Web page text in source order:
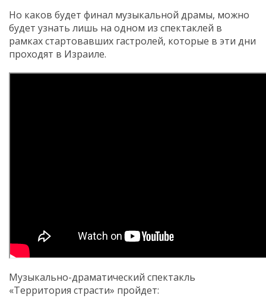
Но каков будет финал музыкальной драмы, можно
будет узнать лишь на одном из спектаклей в
рамках стартовавших гастролей, которые в эти дни
проходят в Израиле.
Музыкально-драматический спектакль
«Территория страсти» пройдет: